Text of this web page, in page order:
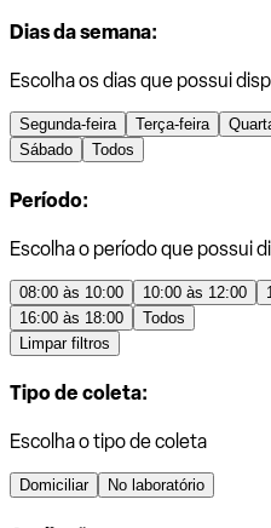
Dias da semana:
Escolha os dias que possui
Segunda-feira Terça-feira
Sábado
Todos
Período:
Escolha o período que possui
08:00 às 10:00 10:00 às 12:00
16:00 às 18:00
Todos
Limpar filtros
Tipo de coleta:
Escolha o tipo de coleta
Domiciliar No laboratório